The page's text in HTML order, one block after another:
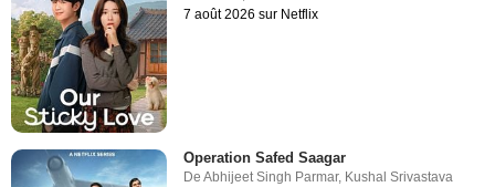
7 août 2026 sur Netflix
Operation Safed Saagar
DeAbhijeet Singh Parmar, Kushal Srivastava